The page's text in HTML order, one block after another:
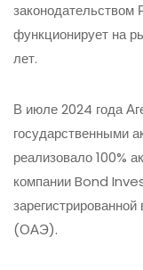
законодательством
функционирует на
лет.
В июле 2024 года
государственными
реализовало 100%
компании Bond
(ОАЭ).